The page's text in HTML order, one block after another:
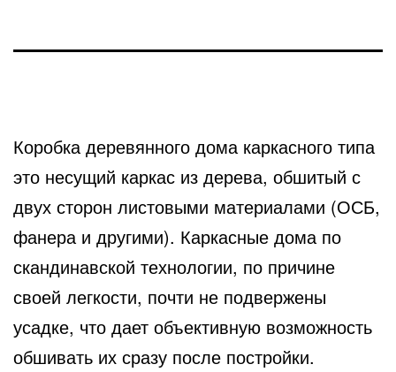
Коробка деревянного дома каркасного типа
это несущий каркас из дерева, обшитый с
двух сторон листовыми материалами (ОСБ,
фанера и другими). Каркасные дома по
скандинавской технологии, по причине
своей легкости, почти не подвержены
усадке, что дает объективную возможность
обшивать их сразу после постройки.